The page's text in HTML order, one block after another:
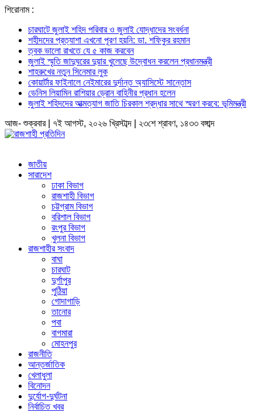
শিরোনাম :
চারঘাটে জুলাই শহিদ পরিবার ও জুলাই যোদ্ধাদের সংবর্ধনা
শহীদদের প্রত্যাশা এখনো পূরণ হয়নি: ডা. শফিকুর রহমান
ত্বক ভালো রাখতে যে ৫ কাজ করবেন
জুলাই স্মৃতি জাদুঘরের দুয়ার খুলেছে উদ্বোধন করলেন প্রধানমন্ত্রী
শাহরুখের নতুন সিনেমার লুক
কোয়ার্টার ফাইনালে নেইমারের দুর্দান্ত অ্যাসিস্টে সান্তোস
ডেনিস লিয়ামিন রাশিয়ার ড্রোন বাহিনীর প্রধান হলেন
জুলাই শহিদদের আত্মত্যাগ জাতি চিরকাল শ্রদ্ধার সাথে স্মরণ করবে: ভূমিমন্ত্রী
আজ- শুক্রবার | ৭ই আগস্ট, ২০২৬ খ্রিস্টাব্দ | ২৩শে শ্রাবণ, ১৪৩৩ বঙ্গাব্দ
জাতীয়
সারাদেশ
ঢাকা বিভাগ
রাজশাহী বিভাগ
চট্টগ্রাম বিভাগ
বরিশাল বিভাগ
রংপুর বিভাগ
খুলনা বিভাগ
রাজশাহীর সংবাদ
বাঘা
চারঘাট
দুর্গাপুর
পুঠিয়া
গোদাগাড়ি
তানোর
পবা
বাগমারা
মোহনপুর
রাজনীতি
আন্তর্জাতিক
খেলাধুলা
বিনোদন
দুর্যোগ-দুর্ঘটনা
নির্বাচিত খবর